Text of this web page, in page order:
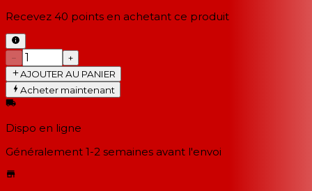
Recevez 40 points en achetant ce produit
−
+
AJOUTER AU PANIER
Acheter maintenant
Dispo en ligne
Généralement 1-2 semaines avant l'envoi